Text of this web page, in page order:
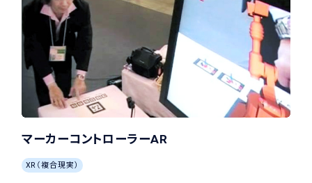
マーカーコントローラーAR
XR（複合現実）